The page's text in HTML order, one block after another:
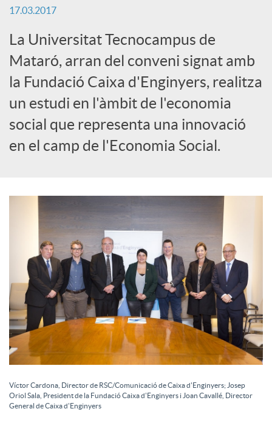
S
o
c
i
s
17.03.2017
La Universitat Tecnocampus de
Mataró, arran del conveni signat amb
la Fundació Caixa d'Enginyers, realitza
un estudi en l'àmbit de l'economia
social que representa una innovació
en el camp de l'Economia Social.
Víctor Cardona, Director de RSC/Comunicació de Caixa d'Enginyers; Josep
Oriol Sala, President de la Fundació Caixa d'Enginyers i Joan Cavallé, Director
General de Caixa d'Enginyers